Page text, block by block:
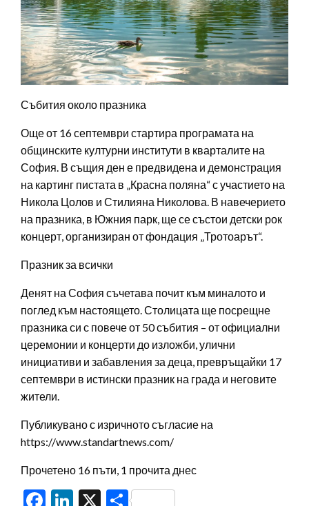
Събития около празника
Още от 16 септември стартира програмата на
общинските културни институти в кварталите на
София. В същия ден е предвидена и демонстрация
на картинг пистата в „Красна поляна“ с участието на
Никола Цолов и Стилияна Николова. В навечерието
на празника, в Южния парк, ще се състои детски рок
концерт, организиран от фондация „Тротоарът“.
Празник за всички
Денят на София съчетава почит към миналото и
поглед към настоящето. Столицата ще посрещне
празника си с повече от 50 събития – от официални
церемонии и концерти до изложби, улични
инициативи и забавления за деца, превръщайки 17
септември в истински празник на града и неговите
жители.
Публикувано с изричното съгласие на
https://www.standartnews.com/
Прочетено 16 пъти, 1 прочита днес
Facebook
LinkedIn
X Share